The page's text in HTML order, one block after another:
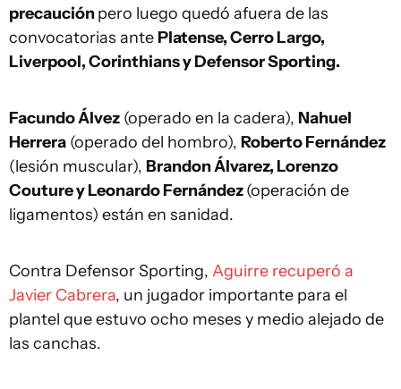
precauciónpero luego quedó afuera de las
convocatorias ante Platense, Cerro Largo,
Liverpool, Corinthians y Defensor Sporting.
Facundo Álvez (operado en la cadera), Nahuel
Herrera (operado del hombro), Roberto Fernández
(lesión muscular), Brandon Álvarez, Lorenzo
Couture y Leonardo Fernández(operación de
ligamentos) están en sanidad.
Contra Defensor Sporting, Aguirre recuperó a
Javier Cabrera, un jugador importante para el
plantel que estuvo ocho meses y medio alejado de
las canchas.